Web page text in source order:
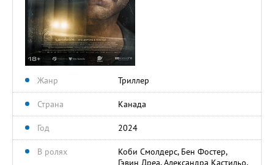
Жанр Триллер
Страна Канада
Год 2024
В ролях
Коби Смолдерс, Бен Фостер,
Гэвин Дреа, Александра Кастильо,